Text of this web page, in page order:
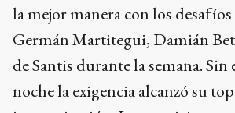
la mejor manera con los
Germán Martitegui, Damián
de Santis durante la semana. Sin
noche la exigencia alcanzó su